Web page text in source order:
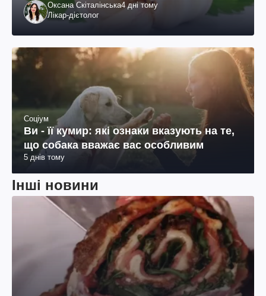
Оксана Скіталінська4 дні тому
Лікар-дієтолог
Соціум
Ви - її кумир: які ознаки вказують на те,
що собака вважає вас особливим
5 днів тому
Інші новини